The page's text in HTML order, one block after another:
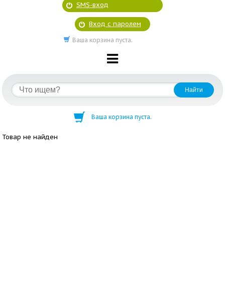
SMS-вход
Вход с паролем
Ваша корзина пуста.
Ваша корзина пуста.
Товар не найден